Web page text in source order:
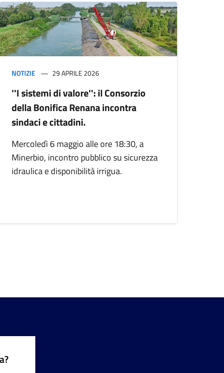
NOTIZIE 29 APRILE 2026
''I sistemi di valore'': il Consorzio
della Bonifica Renana incontra
sindaci e cittadini.
Mercoledì 6 maggio alle ore 18:30, a
Minerbio, incontro pubblico su sicurezza
idraulica e disponibilità irrigua.